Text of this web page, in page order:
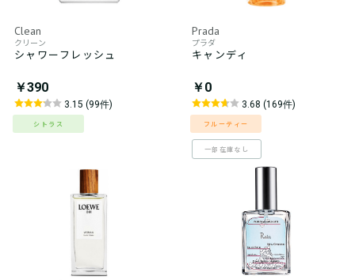
Clean
クリーン
シャワーフレッシュ
￥390
3.15 (99件)
シトラス
Prada
プラダ
キャンディ
￥0
3.68 (169件)
フルーティー
一部在庫なし